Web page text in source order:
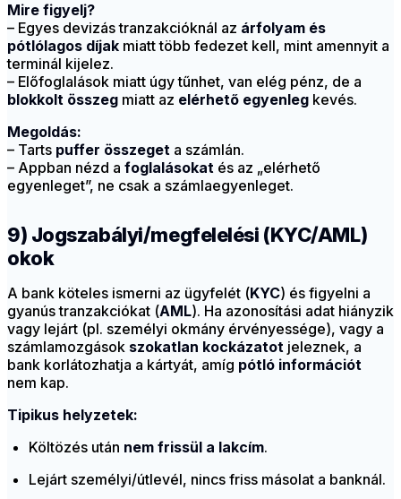
Mire figyelj?
– Egyes devizás tranzakcióknál az árfolyam és
pótlólagos díjak miatt több fedezet kell, mint amennyit a
terminál kijelez.
– Előfoglalások miatt úgy tűnhet, van elég pénz, de a
blokkolt összeg miatt az elérhető egyenleg kevés.
Megoldás:
– Tarts puffer összeget a számlán.
– Appban nézd a foglalásokat és az „elérhető
egyenleget”, ne csak a számlaegyenleget.
9) Jogszabályi/megfelelési (KYC/AML)
okok
A bank köteles ismerni az ügyfelét (KYC) és figyelni a
gyanús tranzakciókat (AML). Ha azonosítási adat hiányzik
vagy lejárt (pl. személyi okmány érvényessége), vagy a
számlamozgások szokatlan kockázatot jeleznek, a
bank korlátozhatja a kártyát, amíg pótló információt
nem kap.
Tipikus helyzetek:
Költözés után nem frissül a lakcím.
Lejárt személyi/útlevél, nincs friss másolat a banknál.